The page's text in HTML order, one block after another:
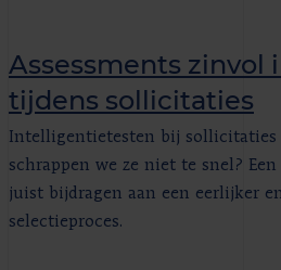
Assessments zinvol
tijdens sollicitaties
Intelligentietesten bij sollicitaties
schrappen we ze niet te snel?
juist bijdragen aan een eerlijker
selectieproces.